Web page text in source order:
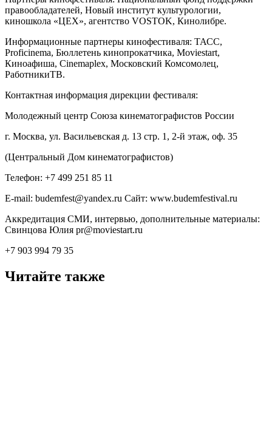
правообладателей, Новый институт культурологии,
киношкола «ЦЕХ», агентство VOSTOK, Кинолибре.
Информационные партнеры кинофестиваля: ТАСС,
Proficinema, Бюллетень кинопрокатчика, Moviestart,
Киноафиша, Cinemaplex, Московский Комсомолец,
РаботникиТВ.
Контактная информация дирекции фестиваля:
Молодежный центр Союза кинематографистов России
г. Москва, ул. Васильевская д. 13 стр. 1, 2-й этаж, оф. 35
(Центральный Дом кинематографистов)
Телефон: +7 499 251 85 11
E-mail: budemfest@yandex.ru Сайт: www.budemfestival.ru
Аккредитация СМИ, интервью, дополнительные материалы:
Свинцова Юлия pr@moviestart.ru
+7 903 994 79 35
Читайте также